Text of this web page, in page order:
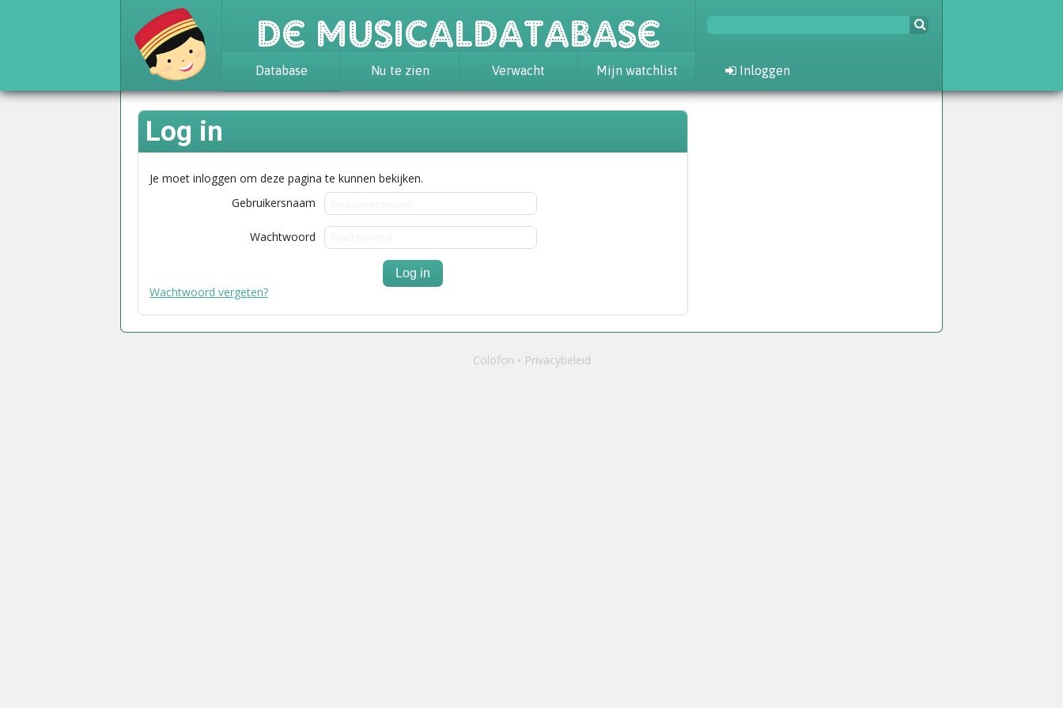
De Musicaldatabase
Database
Achtergrond
Statistieken
Nu te zien Verwacht Mijn watchlist Inloggen
Log in
Je moet inloggen om deze pagina te kunnen bekijken.
Gebruikersnaam
Wachtwoord
Log in
Wachtwoord vergeten?
Colofon Privacybeleid